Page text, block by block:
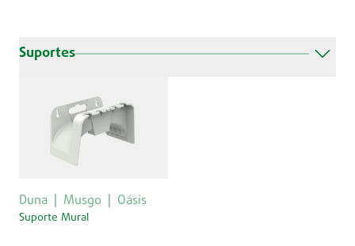
Suportes
Duna Musgo Oásis
Suporte Mural